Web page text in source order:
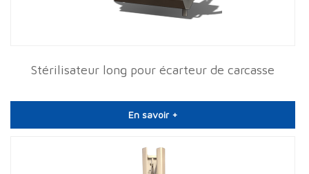
Stérilisateur long pour écarteur de carcasse
En savoir +